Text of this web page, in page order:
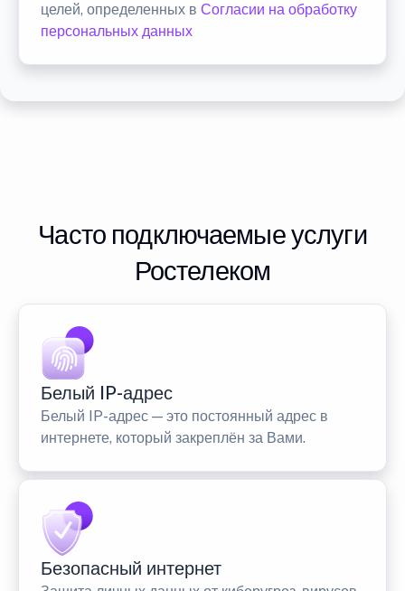
целей, определенных в Согласии на обработку
персональных данных
Часто подключаемые услуги
Ростелеком
Белый IP-адрес
Белый IP-адрес — это постоянный адрес в
интернете, который закреплён за Вами.
Безопасный интернет